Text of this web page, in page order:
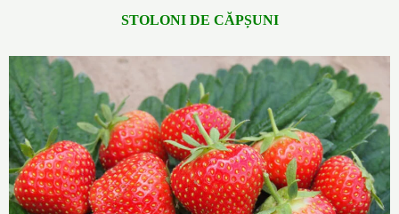
STOLONI DE CĂPȘUNI